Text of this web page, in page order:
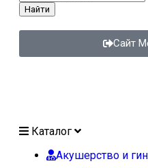
Найти
Сайт
Каталог
Акушерство и